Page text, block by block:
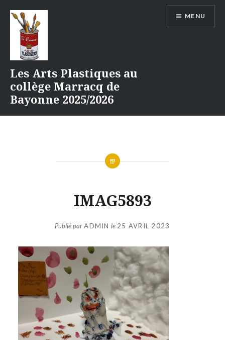
contenu
Les Arts Plastiques au
collège Marracq de
Bayonne 2025/2026
MENU
IMAG5893
Publié parADMIN le 25 AVRIL 2023